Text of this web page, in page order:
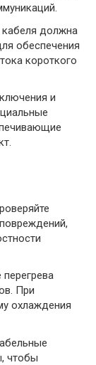
должна
обеспечения
короткого
и
​При
охлаждения
чтобы